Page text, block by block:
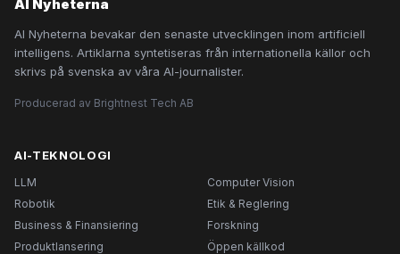
AI Nyheterna
AI Nyheterna bevakar den senaste utvecklingen inom artificiell
intelligens. Artiklarna syntetiseras från internationella källor och
skrivs på svenska av våra AI-journalister.
Producerad av Brightnest Tech AB
AI-TEKNOLOGI
LLM
Computer Vision
Robotik
Etik & Reglering
Business & Finansiering
Forskning
Produktlansering
Öppen källkod